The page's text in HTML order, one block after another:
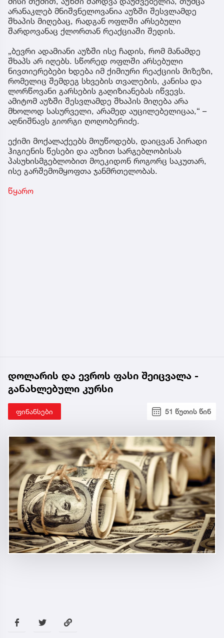
არანაკლებ მნიშვნელოვანია აუზში შესვლამდე
შხაპის მიღებაც, რადგან ოფლში არსებული
შარდოვანაც ქლორთან რეაქციაში შედის.
„ბევრი ადამიანი აუზში ისე ჩადის, რომ მანამდე
შხაპს არ იღებს. სწორედ ოფლში არსებული
ნივთიერებები ხდება იმ ქიმიური რეაქციის მიზეზი,
რომელიც შემდეგ სხვების თვალების, კანისა და
ლორწოვანი გარსების გაღიზიანებას იწვევს.
ამიტომ აუზში შესვლამდე შხაპის მიღება არა
მხოლოდ სასურველი, არამედ აუცილებელიცაა,“ –
აღნიშნავს გიორგი ღოღობერიძე.
ექიმი მოქალაქეებს მოუწოდებს, დაიცვან პირადი
ჰიგიენის წესები და აუზით სარგებლობისას
პასუხისმგებლობით მოეკიდონ როგორც საკუთარ,
ისე გარშემომყოფთა ჯანმრთელობას.
წყარო
დოლარის და ევროს ფასი შეიცვალა -
განახლებული კურსი
ფინანსები 51 წუთის წინ